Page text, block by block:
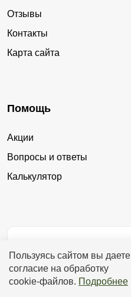
Пользуясь сайтом вы даете
согласие на обработку
cookie-файлов. Подробнее
Отзывы
Контакты
Карта сайта
Помощь
Акции
Вопросы и ответы
Калькулятор
Контакты